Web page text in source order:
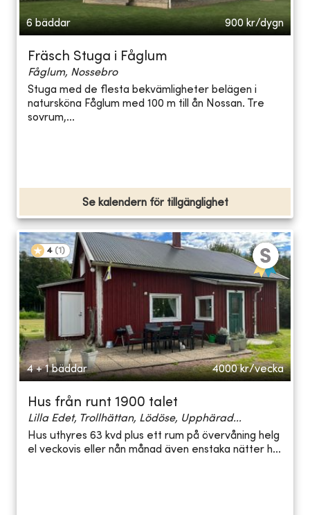
6 bäddar 900 kr/dygn
Fräsch Stuga i Fåglum
Fåglum, Nossebro
Stuga med de flesta bekvämligheter belägen i
natursköna Fåglum med 100 m till ån Nossan. Tre
sovrum,...
Se kalendern för tillgänglighet
4 (1 )
4 + 1 bäddar 4000 kr/vecka
Hus från runt 1900 talet
Lilla Edet, Trollhättan, Lödöse, Upphärad...
Hus uthyres 63 kvd plus ett rum på övervåning helg
el veckovis eller nån månad även enstaka nätter h...